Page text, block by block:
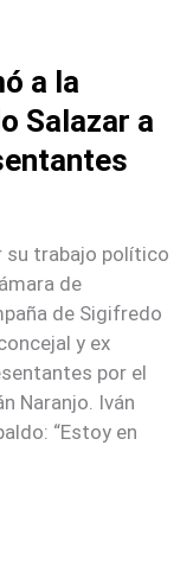
a la
Salazar a
su trabajo político
de
de Sigifredo
y ex
por el
Naranjo. Iván
“Estoy en